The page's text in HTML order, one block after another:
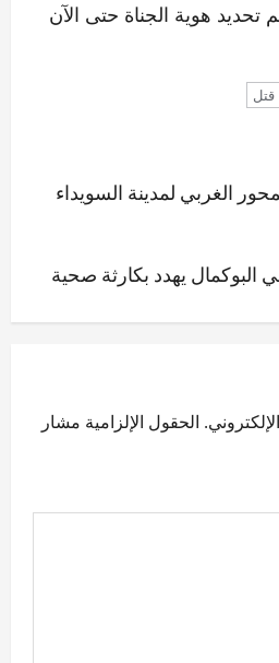
هوية الجناة حتى الآن
قتل
الغربي لمدينة السويداء
البوكمال يهدد بكارثة صحية
الحقول الإلزامية مشار